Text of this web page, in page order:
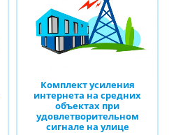
Комплект усиления
интернета на средних
объектах при
удовлетворительном
сигнале на улице